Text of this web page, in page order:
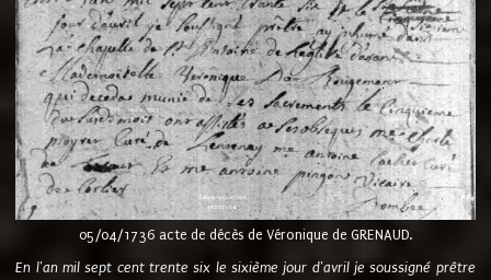
05/04/1736 acte de décès de Véronique de GRENAUD.
En l'an mil sept cent trente six le sixième jour d'avril je soussigné prêtre